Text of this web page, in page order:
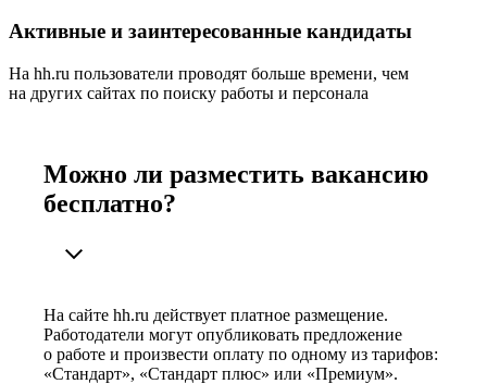
Активные и заинтересованные кандидаты
На hh.ru пользователи проводят больше времени, чем
на других сайтах по поиску работы и персонала
Можно ли разместить вакансию
бесплатно?
На сайте hh.ru действует платное размещение.
Работодатели могут опубликовать предложение
о работе и произвести оплату по одному из тарифов:
«Стандарт», «Стандарт плюс» или «Премиум».